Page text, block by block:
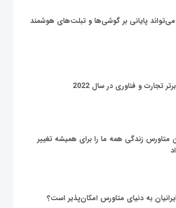
پایانی بر گوشی‌ها و تبلت‌های هوشمند
متاورس زندگی همه ما را برای همیشه تغییر
به دنیای متاورس امکان‌پذیر است؟